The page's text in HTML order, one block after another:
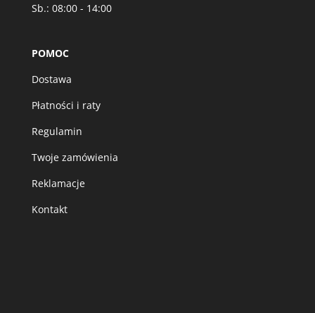
Sb.: 08:00 - 14:00
POMOC
Dostawa
Płatności i raty
Regulamin
Twoje zamówienia
Reklamacje
Kontakt